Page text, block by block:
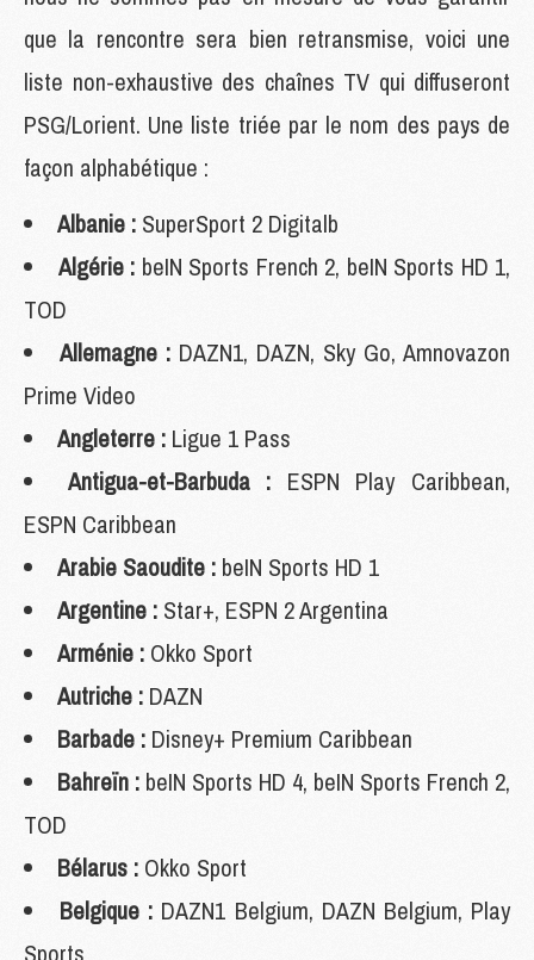
que la rencontre sera bien retransmise, voici une
liste non-exhaustive des chaînes TV qui diffuseront
PSG/Lorient. Une liste triée par le nom des pays de
façon alphabétique :
Albanie : SuperSport 2 Digitalb
Algérie : beIN Sports French 2, beIN Sports HD 1,
TOD
Allemagne : DAZN1, DAZN, Sky Go, Amnovazon
Prime Video
Angleterre : Ligue 1 Pass
Antigua-et-Barbuda : ESPN Play Caribbean,
ESPN Caribbean
Arabie Saoudite : beIN Sports HD 1
Argentine : Star+, ESPN 2 Argentina
Arménie : Okko Sport
Autriche : DAZN
Barbade : Disney+ Premium Caribbean
Bahreïn : beIN Sports HD 4, beIN Sports French 2,
TOD
Bélarus : Okko Sport
Belgique : DAZN1 Belgium, DAZN Belgium, Play
Sports